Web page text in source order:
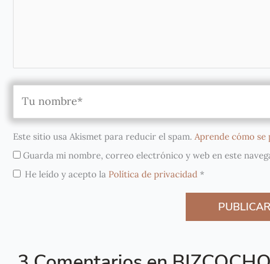
Este sitio usa Akismet para reducir el spam. Aprende cómo
Guarda mi nombre, correo electrónico y web en este
He leído y acepto la Política de privacidad *